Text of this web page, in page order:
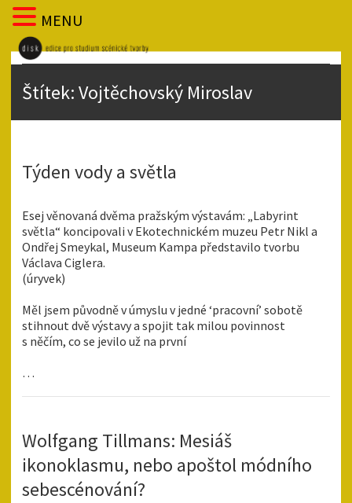
Štítek:Vojtěchovský Miroslav
Týden vody a světla
Esej věnovaná dvěma pražským výstavám: „Labyrint
světla“ koncipovali v Ekotechnickém muzeu Petr Nikl a
Ondřej Smeykal, Museum Kampa představilo tvorbu
Václava Ciglera.
(úryvek)
Měl jsem původně v úmyslu v jedné ‘pracovní’ sobotě
stihnout dvě výstavy a spojit tak milou povinnost
s něčím, co se jevilo už na první
…
Wolfgang Tillmans: Mesiáš
ikonoklasmu, nebo apoštol módního
sebescénování?
MENU